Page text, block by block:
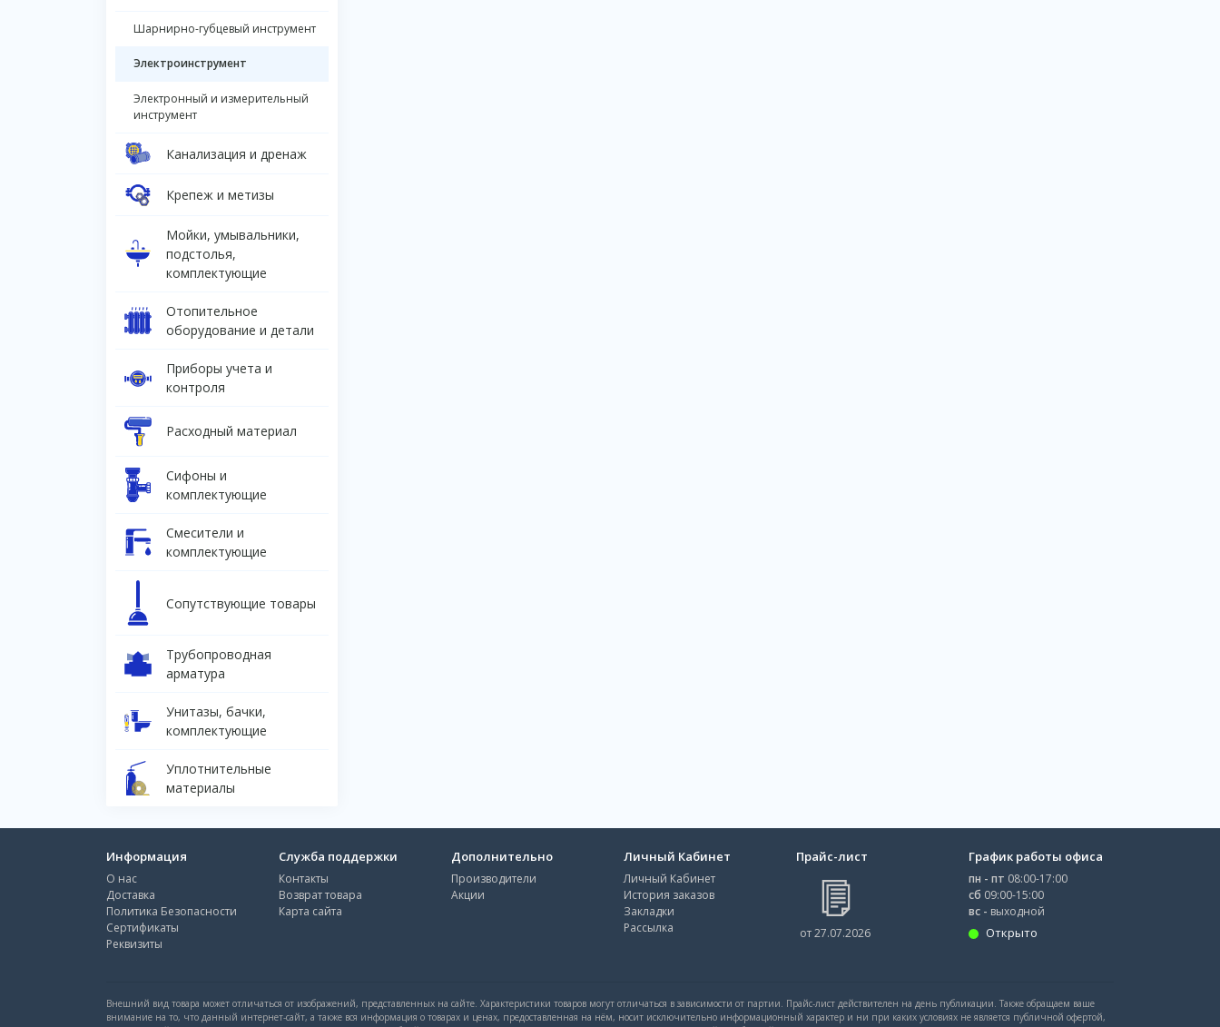
Шарнирно-губцевый инструмент
Электроинструмент
Электронный и измерительный
инструмент
Канализация и дренаж
Крепеж и метизы
Мойки, умывальники,
подстолья,
комплектующие
Отопительное
оборудование и детали
Приборы учета и
контроля
Расходный материал
Сифоны и
комплектующие
Смесители и
комплектующие
Сопутствующие товары
Трубопроводная
арматура
Унитазы, бачки,
комплектующие
Уплотнительные
материалы
Информация
О нас
Доставка
Политика Безопасности
Сертификаты
Реквизиты
Служба поддержки
Контакты
Возврат товара
Карта сайта
Дополнительно
Производители
Акции
Личный Кабинет
Личный Кабинет
История заказов
Закладки
Рассылка
Прайс-лист
от 27.07.2026
График работы офиса
пн - пт 08:00-17:00
сб 09:00-15:00
вс - выходной
Открыто
Внешний вид товара может отличаться от изображений, представленных на сайте. Характеристики товаров могут отличаться в зависимости от партии. Прайс-лист действителен на день публикации. Также обращаем ваше
внимание на то, что данный интернет-сайт, а также вся информация о товарах и ценах, предоставленная на нём, носит исключительно информационный характер и ни при каких условиях не является публичной офертой,